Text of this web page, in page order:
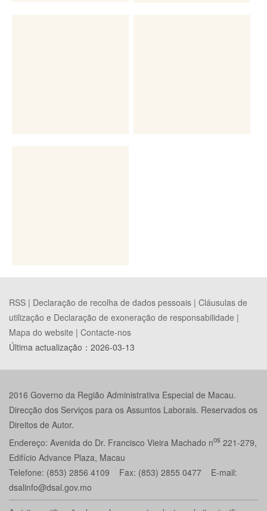
RSS | Declaração de recolha de dados pessoais | Cláusulas de
utilização e Declaração de exoneração de responsabilidade |
Mapa do website | Contacte-nos
Última actualização： 2026-03-13
2016 Governo da Região Administrativa Especial de Macau.
Direcção dos Serviços para os Assuntos Laborais. Reservados os
Direitos de Autor.
Endereço: Avenida do Dr. Francisco Vieira Machado nos 221-279,
Edifício Advance Plaza, Macau
Telefone: (853) 2856 4109 Fax: (853) 2855 0477 E-mail:
dsalinfo@dsal.gov.mo